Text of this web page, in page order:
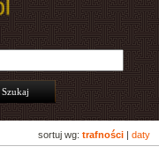
sortuj wg: trafności daty